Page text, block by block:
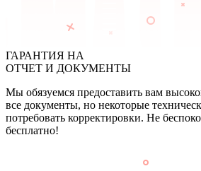
ГАРАНТИЯ НА
ОТЧЕТ И ДОКУМЕНТЫ
Мы обязуемся предоставить вам
все документы, но некоторые
потребовать корректировки. Не
бесплатно!